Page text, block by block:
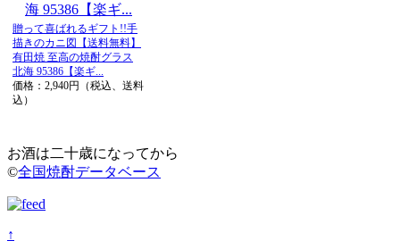
贈って喜ばれるギフト!!手
描きのカニ図【送料無料】
有田焼 至高の焼酎グラス
北海 95386【楽ギ...
価格：2,940円（税込、送料
込）
お酒は二十歳になってから
©全国焼酎データベース
↑